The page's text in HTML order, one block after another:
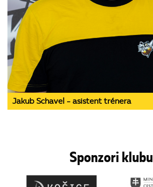
Jakub Schavel - asistent trénera
Sponzori klubu